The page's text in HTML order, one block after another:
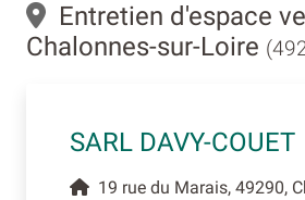
Entretien d'espace
Chalonnes-sur-Loire
SARL DAVY-COUET
19 rue du Marais, 49290,